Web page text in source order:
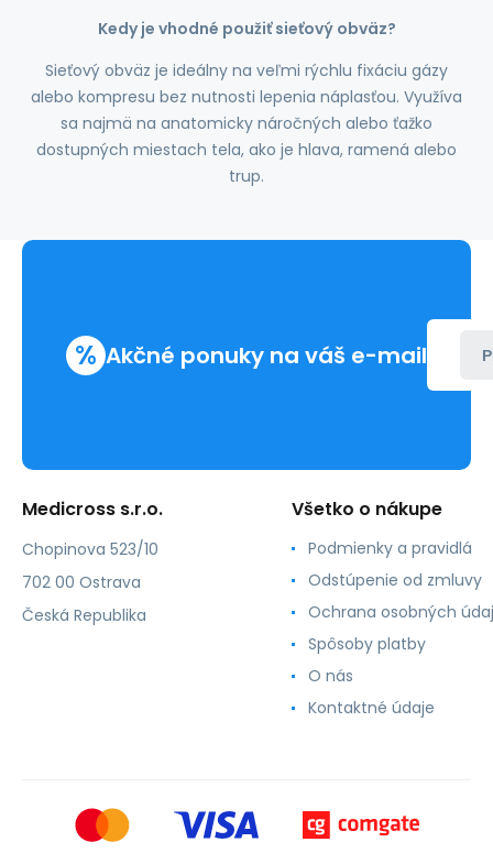
Kedy je vhodné použiť sieťový obväz?
Sieťový obväz je ideálny na veľmi rýchlu fixáciu gázy
alebo kompresu bez nutnosti lepenia náplasťou. Využíva
sa najmä na anatomicky náročných alebo ťažko
dostupných miestach tela, ako je hlava, ramená alebo
trup.
% Akčné ponuky na váš e-mail
Medicross s.r.o.
Chopinova 523/10
702 00 Ostrava
Česká Republika
Všetko o nákupe
Podmienky a pravidlá
Odstúpenie od zmluvy
Ochrana osobných
Spôsoby platby
O nás
Kontaktné údaje